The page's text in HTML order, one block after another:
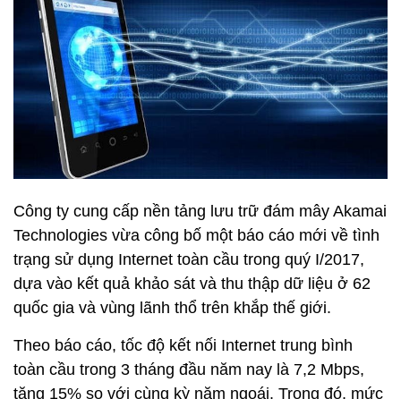
Công ty cung cấp nền tảng lưu trữ đám mây Akamai
Technologies vừa công bố một báo cáo mới về tình
trạng sử dụng Internet toàn cầu trong quý I/2017,
dựa vào kết quả khảo sát và thu thập dữ liệu ở 62
quốc gia và vùng lãnh thổ trên khắp thế giới.
Theo báo cáo, tốc độ kết nối Internet trung bình
toàn cầu trong 3 tháng đầu năm nay là 7,2 Mbps,
tăng 15% so với cùng kỳ năm ngoái. Trong đó, mức